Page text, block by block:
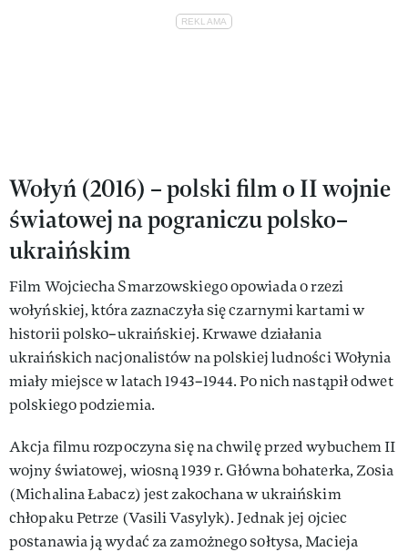
Wołyń (2016) – polski film o II wojnie
światowej na pograniczu polsko–
ukraińskim
Film Wojciecha Smarzowskiego opowiada o rzezi
wołyńskiej, która zaznaczyła się czarnymi kartami w
historii polsko–ukraińskiej. Krwawe działania
ukraińskich nacjonalistów na polskiej ludności Wołynia
miały miejsce w latach 1943–1944. Po nich nastąpił odwet
polskiego podziemia.
Akcja filmu rozpoczyna się na chwilę przed wybuchem II
wojny światowej, wiosną 1939 r. Główna bohaterka, Zosia
(Michalina Łabacz) jest zakochana w ukraińskim
chłopaku Petrze (Vasili Vasylyk). Jednak jej ojciec
postanawia ją wydać za zamożnego sołtysa, Macieja